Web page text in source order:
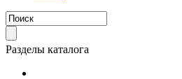
Разделы каталога